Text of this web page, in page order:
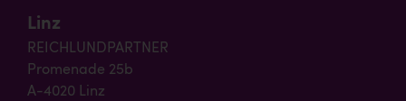
Linz
REICHLUNDPARTNER
Promenade 25b
A-4020 Linz